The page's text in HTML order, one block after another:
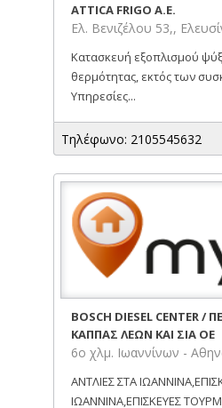
ATTICA FRIGO Α.Ε.
Ελ. Βενιζέλου 53,,
Κατασκευή εξοπλισμού
θερμότητας, εκτός των
Υπηρεσίες...
Τηλέφωνο: 2105545632
BOSCH DIESEL CENTER
ΚΑΠΠΑΣ ΛΕΩΝ ΚΑΙ ΣΙΑ ΟΕ
6ο χλμ. Ιωαννίνων -
ΑΝΤΛΙΕΣ ΣΤΑ
ΙΩΑΝΝΙΝΑ,ΕΠΙΣΚΕΥΕΣ